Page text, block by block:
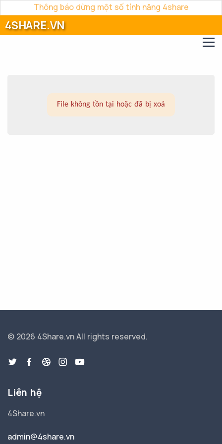
Thông báo dừng một số tính năng 4share
4SHARE.VN
File không tồn tại hoặc đã bị xoá
© 2026 4Share.vnAll rights reserved.
Liên hệ
4Share.vn
admin@4share.vn